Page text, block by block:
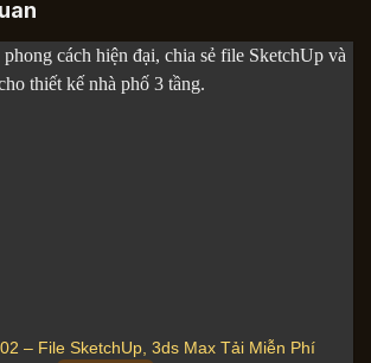
– File SketchUp, 3ds Max Tải Miễn Phí